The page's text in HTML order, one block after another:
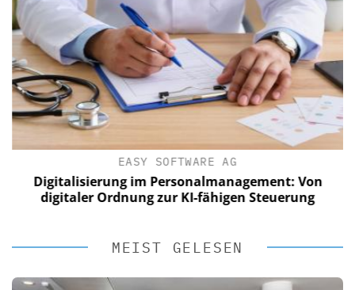
EASY SOFTWARE AG
Digitalisierung im Personalmanagement: Von
digitaler Ordnung zur KI-fähigen Steuerung
MEIST GELESEN